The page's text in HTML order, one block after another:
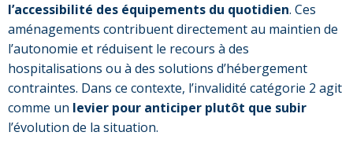
l’accessibilité des équipements du quotidien. Ces
aménagements contribuent directement au maintien de
l’autonomie et réduisent le recours à des
hospitalisations ou à des solutions d’hébergement
contraintes. Dans ce contexte, l’invalidité catégorie 2 agit
comme un levier pour anticiper plutôt que subir
l’évolution de la situation.